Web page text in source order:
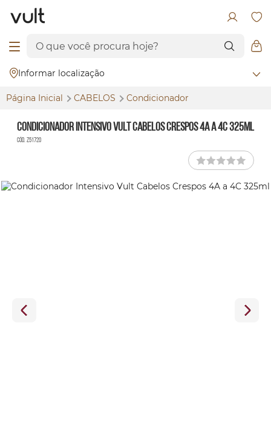
Informar localização
Página Inicial CABELOS Condicionador
Condicionador Intensivo Vult Cabelos Crespos 4A a 4C 325ml
Cód. Z51720